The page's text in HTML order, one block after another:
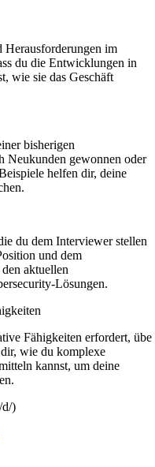
Herausforderungen im
du die Entwicklungen in
wie sie das Geschäft
bisherigen
Neukunden gewonnen oder
helfen dir, deine
du dem Interviewer stellen
und dem
aktuellen
Lösungen.
Fähigkeiten erfordert, übe
wie du komplexe
kannst, um deine
d/)